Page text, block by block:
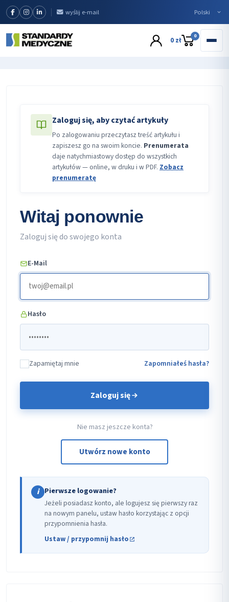
wyślij e-mail
0 zł 0
Zaloguj się, aby czytać artykuły
Po zalogowaniu przeczytasz treść artykułu i
zapiszesz go na swoim koncie. Prenumerata
daje natychmiastowy dostęp do wszystkich
artykułów — online, w druku i w PDF. Zobacz
prenumeratę
Witaj ponownie
Zaloguj się do swojego konta
E-Mail
Hasło
Zapamiętaj mnie Zapomniałeś hasła?
Zaloguj się
Nie masz jeszcze konta?
Utwórz nowe konto
i Pierwsze logowanie?
Jeżeli posiadasz konto, ale logujesz się pierwszy raz
na nowym panelu, ustaw hasło korzystając z opcji
przypomnienia hasła.
Ustaw / przypomnij hasło